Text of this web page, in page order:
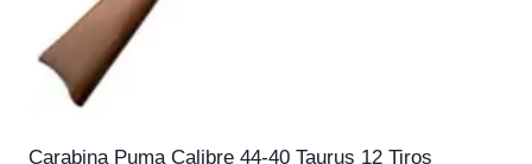
Carabina Puma Calibre 44-40 Taurus 12 Tiros